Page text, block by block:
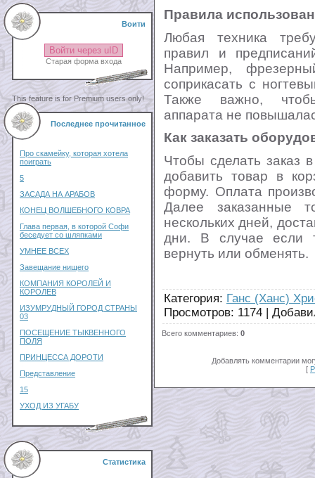
Воити
Войти через uID
Старая форма входа
This feature is for Premium users only!
Последнее прочитанное
Про скамейку, которая хотела
поиграть
5
ЗАСАДА НА АРАБОВ
КОНЕЦ ВОЛШЕБНОГО КОВРА
Глава первая, в которой Софи
беседует со шляпками
УМНЕЕ ВСЕХ
Завещание нищего
КОМПАНИЯ КОРОЛЕЙ И
КОРОЛЕВ
ИЗУМРУДНЫЙ ГОРОД СТРАНЫ
03
ПОСЕЩЕНИЕ ТЫКВЕННОГО
ПОЛЯ
ПРИНЦЕССА ДОРОТИ
Представление
15
УХОД ИЗ УГАБУ
Статистика
Правила
Любая техника
правил и
Например,
соприкасать с
Также важно,
аппарата не
Как заказать
Чтобы сделать заказ
добавить товар в
форму. Оплата
Далее заказанные
нескольких дней,
дни. В случае если
вернуть или обменять.
Категория: Ганс (Ханс)
Просмотров: 1174 |
Всего комментариев: 0
Добавлять комментарии
[